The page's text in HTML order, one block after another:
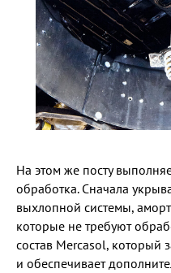
На этом же посту
обработка. Сначала
выхлопной системы,
которые не требуют
состав Mercasol, который
и обеспечивает